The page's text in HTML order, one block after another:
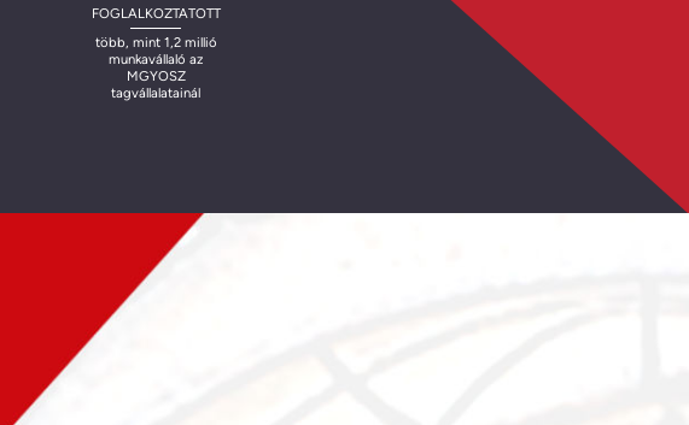
FOGLALKOZTATOTT
több, mint 1,2 millió
munkavállaló az
MGYOSZ
tagvállalatainál